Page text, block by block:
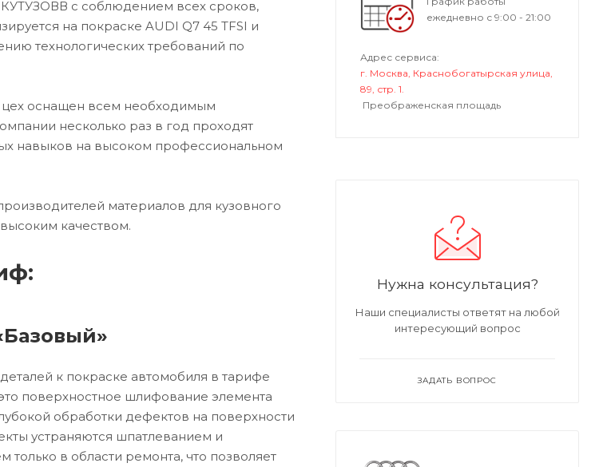
с соблюдением всех сроков,
на покраске AUDI Q7 45 TFSI и
технологических требований по
оснащен всем необходимым
несколько раз в год проходят
навыков на высоком профессиональном
материалов для кузовного
качеством.
к покраске автомобиля в тарифе
поверхностное шлифование элемента
обработки дефектов на поверхности
устраняются шпатлеванием и
только в области ремонта, что позволяет
ежедневно с 9:00 - 21:00
Адрес сервиса:
г. Москва, Краснобогатырская улица,
89, стр. 1.
Преображенская площадь
Нужна консультация?
Наши специалисты ответят на любой
интересующий вопрос
ЗАДАТЬ ВОПРОС